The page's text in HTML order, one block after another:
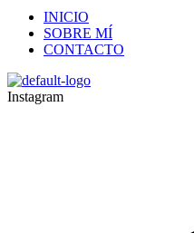
INICIO
SOBRE MÍ
CONTACTO
Instagram